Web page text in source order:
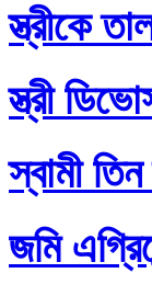
স্ত্রীকে
স্ত্রী
স্বামী
জমি